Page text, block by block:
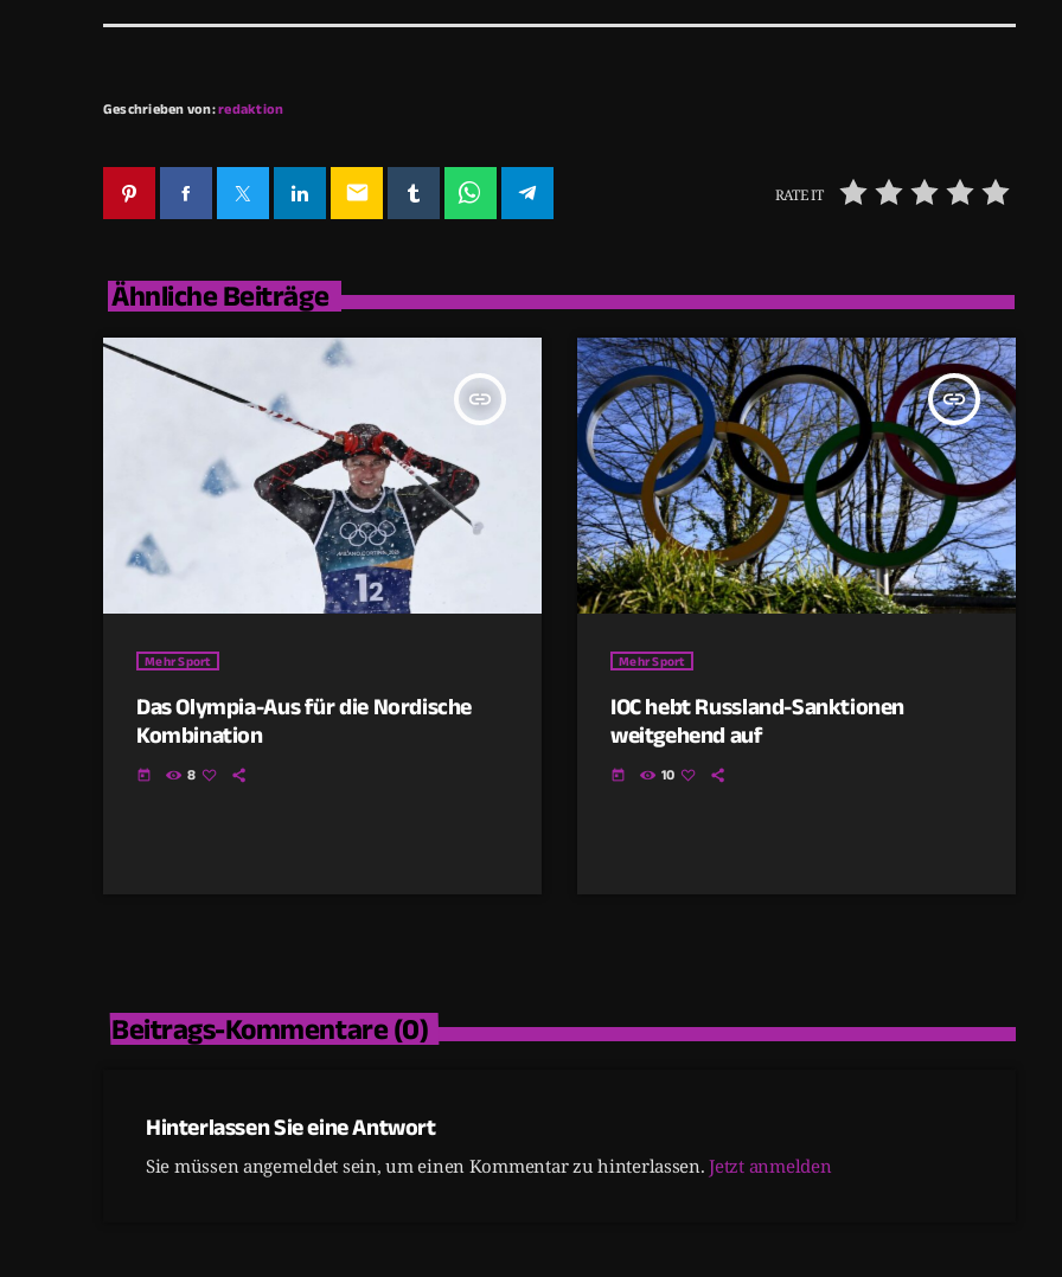
Geschrieben von:redaktion
email RATE IT
Ähnliche Beiträge
insert_link
Mehr Sport
Das Olympia-Aus für die Nordische
Kombination
today 8
insert_link
Mehr Sport
IOC hebt Russland-Sanktionen
weitgehend auf
today 10
Beitrags-Kommentare (0)
Hinterlassen Sie eine Antwort
Sie müssen angemeldet sein, um einen Kommentar zu hinterlassen.Jetzt anmelden